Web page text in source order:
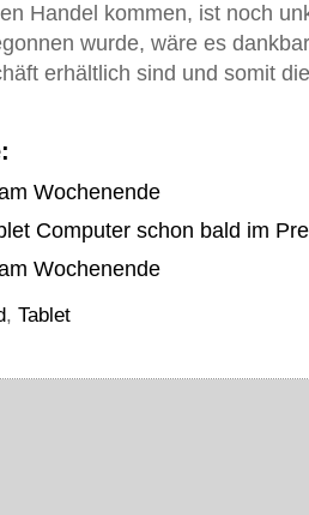
Handel kommen, ist noch
wurde, wäre es
erhältlich sind und somit
Wochenende
Computer schon bald im
Wochenende
, Tablet